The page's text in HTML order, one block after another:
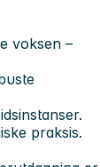
voksen –
praksis.